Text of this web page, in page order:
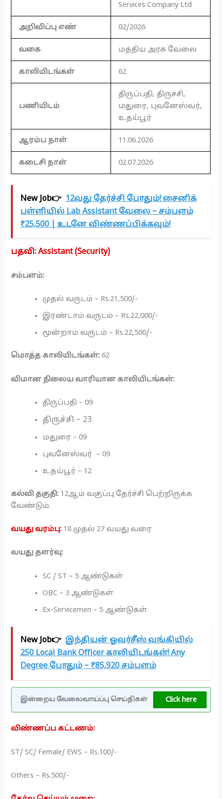
Services Company Ltd
அறிவிப்பு எண் 02/2026
வகை மத்திய அரசு வேலை
காலியிடங்கள் 62
பணியிடம்
திருப்பதி, திருச்சி,
மதுரை, புவனேஸ்வர்,
உதய்பூர்
ஆரம்ப நாள் 11.06.2026
கடைசி நாள் 02.07.2026
New Job👉 12வது தேர்ச்சி போதும்! சைனிக்
பள்ளியில் Lab Assistant வேலை – சம்பளம்
₹25,500 | உடனே விண்ணப்பிக்கவும்!
பதவி:Assistant (Security)
சம்பளம்:
முதல் வருடம் – Rs.21,500/-
இரண்டாம் வருடம் – Rs.22,000/-
மூன்றாம் வருடம் – Rs.22,500/-
மொத்த காலியிடங்கள்: 62
விமான நிலைய வாரியான காலியிடங்கள்:
திருப்பதி – 09
திருச்சி – 23
மதுரை – 09
புவனேஸ்வர் – 09
உதய்பூர் – 12
கல்வி தகுதி: 12ஆம் வகுப்பு தேர்ச்சி பெற்றிருக்க
வேண்டும்.
வயது வரம்பு: 18 முதல் 27 வயது வரை
வயது தளர்வு:
SC / ST – 5 ஆண்டுகள்
OBC – 3 ஆண்டுகள்
Ex-Servicemen – 5 ஆண்டுகள்
New Job👉 இந்தியன் ஓவர்சீஸ் வங்கியில்
250 Local Bank Officer காலியிடங்கள்! Any
Degree போதும் – ₹85,920 சம்பளம்
இன்றைய வேலைவாய்ப்பு செய்திகள் Click here
விண்ணப்ப கட்டணம்:
ST/ SC/ Female/ EWS – Rs.100/-
Others – Rs.500/-